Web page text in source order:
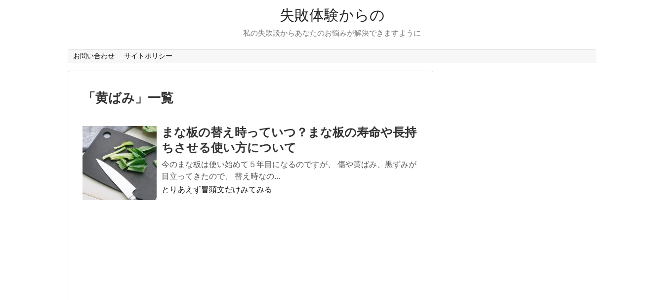
失敗体験からの
私の失敗談からあなたのお悩みが解決できますように
お問い合わせ サイトポリシー
「 黄ばみ 」 一覧
まな板の替え時っていつ？まな板の寿命や長持
ちさせる使い方について
今のまな板は使い始めて５年目になるのですが、 傷や黄ばみ、黒ずみが
目立ってきたので、 替え時なの...
とりあえず冒頭文だけみてみる